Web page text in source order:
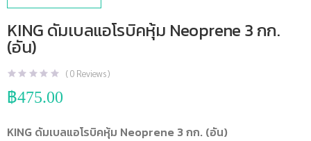
KING ดัมเบลแอโรบิคหุ้ม Neoprene 3 กก.
(อัน)
(0 Reviews )
฿475.00
KING ดัมเบลแอโรบิคหุ้ม Neoprene 3 กก. (อัน)